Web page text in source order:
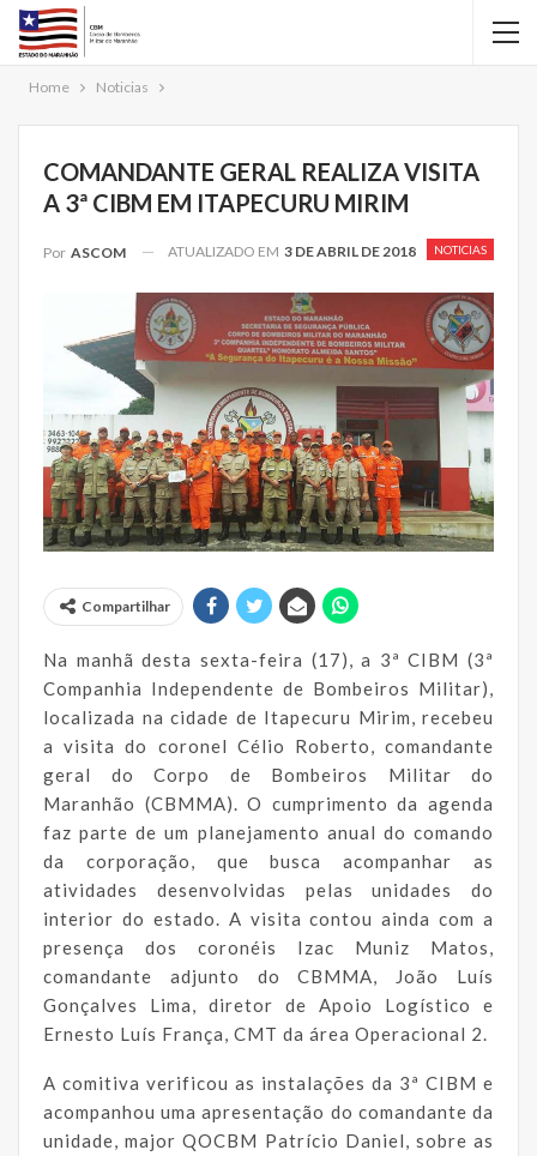
Home Noticias
COMANDANTE GERAL REALIZA VISITA
A 3ª CIBM EM ITAPECURU MIRIM
NOTICIAS
Por ASCOM ATUALIZADO EM 3 DE ABRIL DE 2018
Compartilhar
Na manhã desta sexta-feira (17), a 3ª CIBM (3ª
Companhia Independente de Bombeiros Militar),
localizada na cidade de Itapecuru Mirim, recebeu
a visita do coronel Célio Roberto, comandante
geral do Corpo de Bombeiros Militar do
Maranhão (CBMMA). O cumprimento da agenda
faz parte de um planejamento anual do comando
da corporação, que busca acompanhar as
atividades desenvolvidas pelas unidades do
interior do estado. A visita contou ainda com a
presença dos coronéis Izac Muniz Matos,
comandante adjunto do CBMMA, João Luís
Gonçalves Lima, diretor de Apoio Logístico e
Ernesto Luís França, CMT da área Operacional 2.
A comitiva verificou as instalações da 3ª CIBM e
acompanhou uma apresentação do comandante da
unidade, major QOCBM Patrício Daniel, sobre as